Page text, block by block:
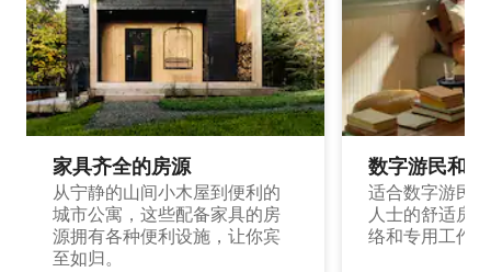
家具齐全的房源
从宁静的山间小木屋到便利的
城市公寓，这些配备家具的房
源拥有各种便利设施，让你宾
至如归。
数字游民和
适合数字游民
人士的舒适房
络和专用工作